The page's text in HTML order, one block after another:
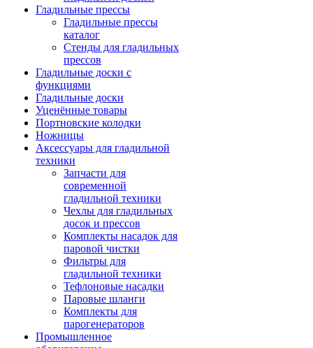
Гладильные прессы
Гладильные прессы
каталог
Стенды для гладильных
прессов
Гладильные доски с
функциями
Гладильные доски
Уценённые товары
Портновские колодки
Ножницы
Аксессуары для гладильной
техники
Запчасти для
современной
гладильной техники
Чехлы для гладильных
досок и прессов
Комплекты насадок для
паровой чистки
Фильтры для
гладильной техники
Тефлоновые насадки
Паровые шланги
Комплекты для
парогенераторов
Промышленное